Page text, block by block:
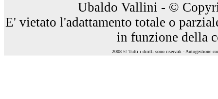
Ubaldo Vallini - ©
E' vietato l'adattamento totale o
in funzione della
2008 © Tutti i diritti sono riservati - Autogestione